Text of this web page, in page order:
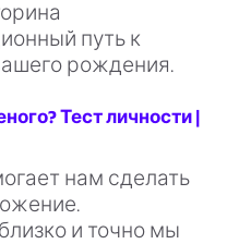
путь к
рождения.
Тест личности |
нам сделать
и точно мы